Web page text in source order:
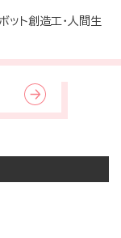
ット創造工・人間生